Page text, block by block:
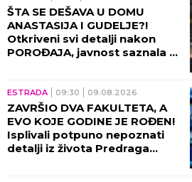
ŠTA SE DEŠAVA U DOMU
ANASTASIJA I GUDELJE?!
Otkriveni svi detalji nakon
POROĐAJA, javnost saznala u
ESTRADA 09:30 09.08.2026
ZAVRŠIO DVA FAKULTETA, A
EVO KOJE GODINE JE ROĐEN!
Isplivali potpuno nepoznati
detalji iz života Predraga